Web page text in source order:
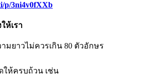
p/3ni4v0fXXb
ห้เรา
มยาวไม่ควรเกิน 80 ตัวอักษร
ให้ครบถ้วน เช่น